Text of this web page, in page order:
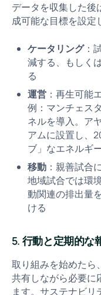
データを収集した後
成可能な目標を設定
ケータリング：
減する、もしく
る
運営 ：再生可能
例：マンチェス
ネルを導入。ア
アムに設置し、
ブ」なエネルギ
移動 ：親善試合
地域試合では環
動関連の排出量
ける
5. 行動と定期的な
取り組みを始めたら
共有しながら必要に
ます。サステナビ